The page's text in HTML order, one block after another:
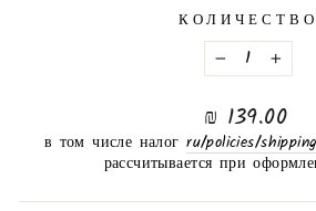
КОЛИЧЕСТВО
−
+
нормальная
цена
139.00 ₪
в том числе налог
рассчитывается при